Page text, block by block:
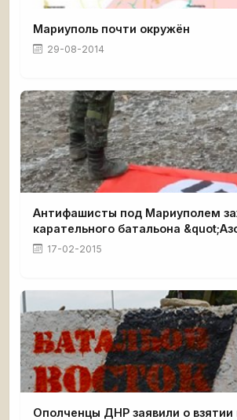
Мариуполь почти окружён
29-08-2014
Антифашисты под Мариуполем
карательного батальона
17-02-2015
Ополченцы ДНР заявили о взятии